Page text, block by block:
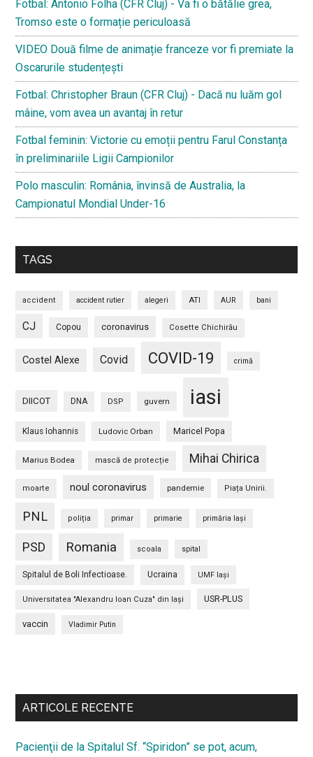
Fotbal: Antonio Folha (CFR Cluj) - Va fi o bătălie grea,
Tromso este o formație periculoasă
VIDEO Două filme de animație franceze vor fi premiate la
Oscarurile studențești
Fotbal: Christopher Braun (CFR Cluj) - Dacă nu luăm gol
mâine, vom avea un avantaj în retur
Fotbal feminin: Victorie cu emoții pentru Farul Constanța
în preliminariile Ligii Campionilor
Polo masculin: România, învinsă de Australia, la
Campionatul Mondial Under-16
TAGS
accident accident rutier alegeri ATI AUR bani
CJ Copou coronavirus Cosette Chichirău
Costel Alexe Covid COVID-19 crimă
DIICOT DNA DSP guvern iasi
Klaus Iohannis Ludovic Orban Maricel Popa
Marius Bodea mască de protecție Mihai Chirica
moarte noul coronavirus pandemie Piața Unirii.
PNL poliția primar primarie primăria Iași
PSD Romania scoala spital
Spitalul de Boli Infectioase. Ucraina UMF Iași
Universitatea "Alexandru Ioan Cuza" din Iaşi USR-PLUS
vaccin Vladimir Putin
secundara
ARTICOLE RECENTE
Pacienţii de la Spitalul Sf. “Spiridon” se pot, acum,